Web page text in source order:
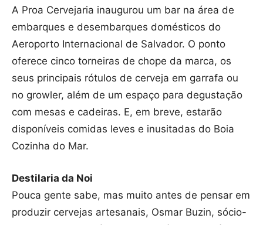
A Proa Cervejaria inaugurou um bar na área de
embarques e desembarques domésticos do
Aeroporto Internacional de Salvador. O ponto
oferece cinco torneiras de chope da marca, os
seus principais rótulos de cerveja em garrafa ou
no growler, além de um espaço para degustação
com mesas e cadeiras. E, em breve, estarão
disponíveis comidas leves e inusitadas do Boia
Cozinha do Mar.
Destilaria da Noi
Pouca gente sabe, mas muito antes de pensar em
produzir cervejas artesanais, Osmar Buzin, sócio-